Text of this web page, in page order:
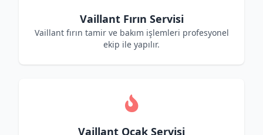
Vaillant Fırın Servisi
Vaillant fırın tamir ve bakım işlemleri profesyonel
ekip ile yapılır.
Vaillant Ocak Servisi